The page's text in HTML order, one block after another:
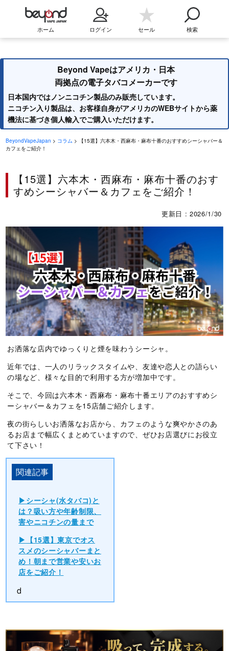
ホーム ログイン セール 検索
Beyond Vapeはアメリカ・日本
両拠点の電子タバコメーカーです
日本国内ではノンニコチン製品のみ販売しています。
ニコチン入り製品は、お客様自身がアメリカのWEBサイトから薬
機法に基づき個人輸入でご購入いただけます。
BeyondVapeJapan > コラム > 【15選】六本木・西麻布・麻布十番のおすすめシーシャバー＆
カフェをご紹介！
【15選】六本木・西麻布・麻布十番のおす
すめシーシャバー＆カフェをご紹介！
更新日 : 2026/1/30
お洒落な店内でゆっくりと煙を味わうシーシャ。
近年では、一人のリラックスタイムや、友達や恋人との語らい
の場など、様々な目的で利用する方が増加中です。
そこで、今回は六本木・西麻布・麻布十番エリアのおすすめシ
ーシャバー＆カフェを15店舗ご紹介します。
夜の街らしいお洒落なお店から、カフェのような爽やかさのあ
るお店まで幅広くまとめていますので、ぜひお店選びにお役立
て下さい！
シーシャ(水タバコ)と
は？吸い方や年齢制限、
害やニコチンの量まで
【15選】東京でオス
スメのシーシャバーまと
め！朝まで営業や安いお
店をご紹介！
d